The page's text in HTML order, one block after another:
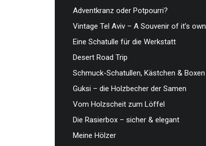
Adventkranz oder Potpourri?
Vintage Tel Aviv – A Souvenir of it’s own
Eine Schatulle für die Werkstatt
Desert Road Trip
Schmuck-Schatullen, Kästchen & Boxen
Guksi – die Holzbecher der Samen
Vom Holzscheit zum Löffel
Die Rasierbox – sicher & elegant
Meine Hölzer